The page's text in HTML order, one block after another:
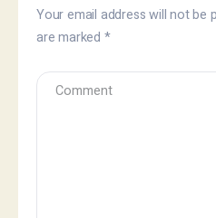
Your email address will not be
are marked *